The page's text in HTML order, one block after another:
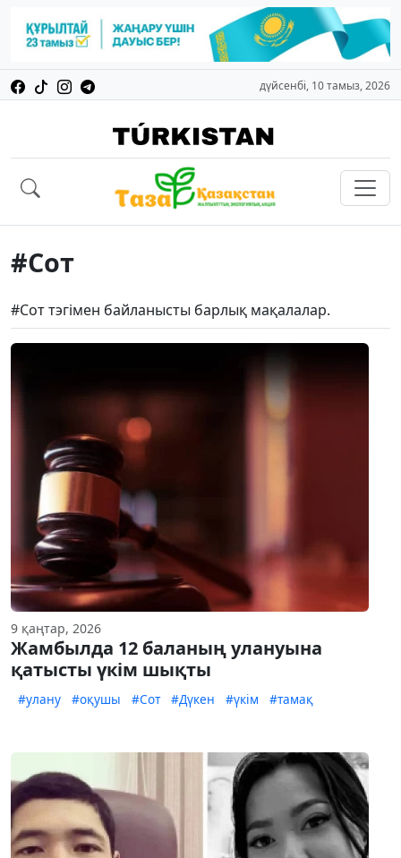
дүйсенбі, 10 тамыз, 2026
#Сот
#Сот тэгімен байланысты барлық мақалалар.
9 қаңтар, 2026
Жамбылда 12 баланың улануына
қатысты үкім шықты
#улану #оқушы #Сот #Дүкен #үкім #тамақ